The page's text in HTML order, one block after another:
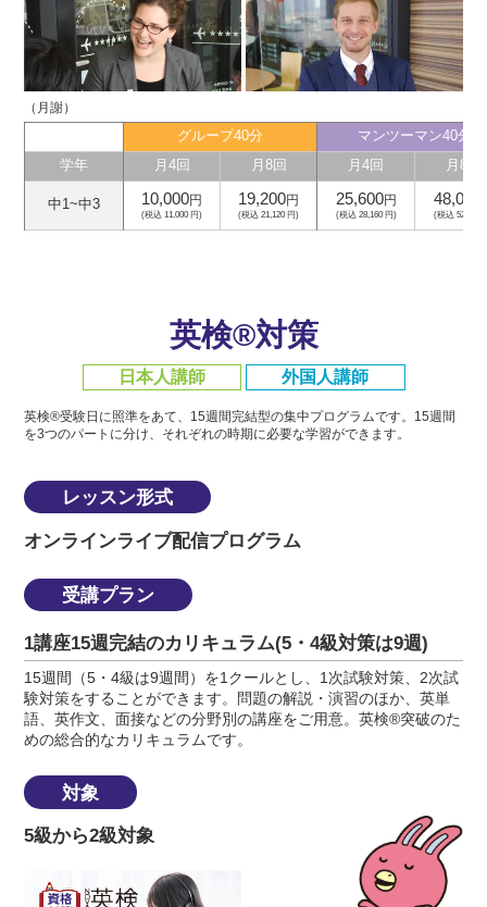
（月謝）
グループ40分
マンツーマン40分
学年
月4回 月8回 月4回 月8回
中1~中3 10,000円
(税込 11,000 円)
19,200円
(税込 21,120 円)
25,600円
(税込 28,160 円)
48,000
(税込 52,800
英検®対策
日本人講師 外国人講師
英検®受験日に照準をあて、15週間完結型の集中プログラムです。 15週間
を3つのパートに分け、それぞれの時期に必要な学習ができます。
レッスン形式
オンラインライブ配信プログラム
受講プラン
1講座15週完結のカリキュラム(5・4級対策は9週)
15週間（5・4級は9週間）を1クールとし、1次試験対策、2次試
験対策をすることができます。問題の解説・演習のほか、英単
語、英作文、面接などの分野別の講座をご用意。英検®突破のた
めの総合的なカリキュラムです。
対象
5級から2級対象